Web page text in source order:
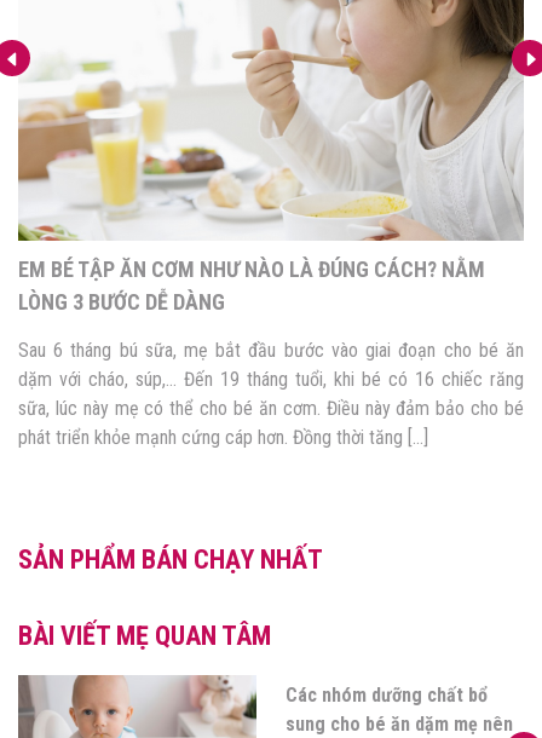
EM BÉ TẬP ĂN CƠM NHƯ NÀO LÀ ĐÚNG CÁCH? NẰM
LÒNG 3 BƯỚC DỄ DÀNG
Sau 6 tháng bú sữa, mẹ bắt đầu bước vào giai đoạn cho bé ăn
dặm với cháo, súp,… Đến 19 tháng tuổi, khi bé có 16 chiếc răng
sữa, lúc này mẹ có thể cho bé ăn cơm. Điều này đảm bảo cho bé
phát triển khỏe mạnh cứng cáp hơn. Đồng thời tăng […]
SẢN PHẨM BÁN CHẠY NHẤT
BÀI VIẾT MẸ QUAN TÂM
Các nhóm dưỡng chất bổ
sung cho bé ăn dặm mẹ nên